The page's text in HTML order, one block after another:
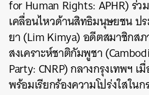
for Human Rights: APHR) ร่
เคลื่อนไหวด้านสิทธิมนุษยชน ป
ยา (Lim Kimya) อดีตสมาชิกส
สงเคราะห์ชาติกัมพูชา
Party: CNRP) กลางกรุงเทพฯ
พร้อมเรียกร้องความโปร่งใสใน